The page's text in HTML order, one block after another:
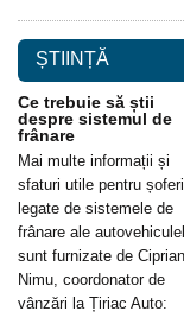
ȘTIINȚĂ
Ce trebuie să știi
despre sistemul de
frânare
Mai multe informații și
sfaturi utile pentru
legate de sistemele de
frânare ale
sunt furnizate de Ciprian
Nimu, coordonator de
vânzări la Țiriac Auto: